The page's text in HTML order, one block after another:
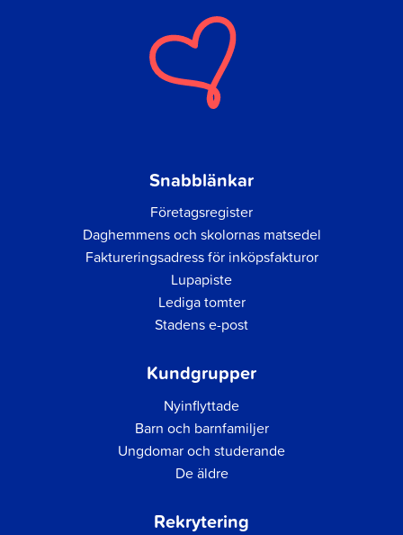
Snabblänkar
Företagsregister
Daghemmens och skolornas matsedel
Faktureringsadress för inköpsfakturor
Lupapiste
Lediga tomter
Stadens e-post
Kundgrupper
Nyinflyttade
Barn och barnfamiljer
Ungdomar och studerande
De äldre
Rekrytering